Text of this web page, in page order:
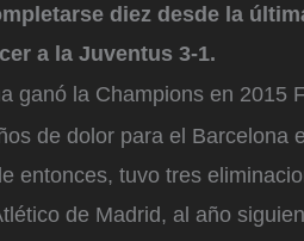
diez desde la
a la Juventus 3-1.
ganó la Champions en 2015
de dolor para el Barcelona
entonces, tuvo tres
de Madrid, al año